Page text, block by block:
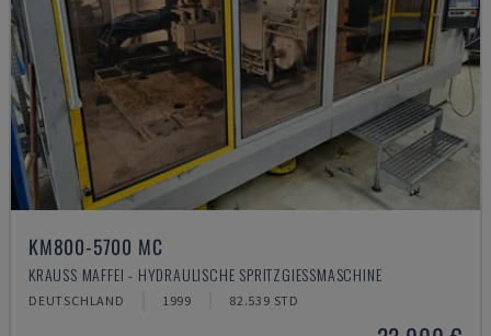
KM800-5700 MC
KRAUSS MAFFEI - HYDRAULISCHE SPRITZGIESSMASCHINE
DEUTSCHLAND 1999 82.539 STD